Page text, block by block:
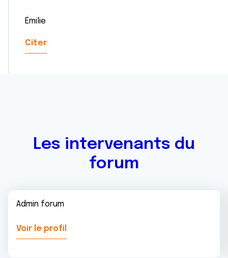
Émilie
Citer
Les intervenants du
forum
Admin forum
Voir le profil